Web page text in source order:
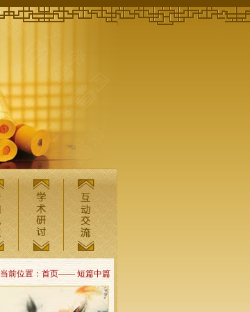
当前位置：首页—— 短篇中篇